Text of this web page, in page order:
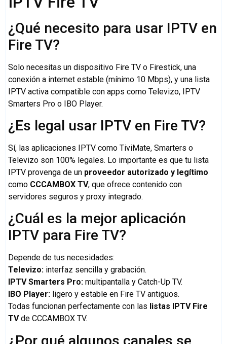
¿Qué necesito para usar IPTV en
Fire TV?
Solo necesitas un dispositivo Fire TV o Firestick, una
conexión a internet estable (mínimo 10 Mbps), y una lista
IPTV activa compatible con apps como Televizo, IPTV
Smarters Pro o IBO Player.
¿Es legal usar IPTV en Fire TV?
Sí, las aplicaciones IPTV como TiviMate, Smarters o
Televizo son 100% legales. Lo importante es que tu lista
IPTV provenga de un proveedor autorizado y legítimo
como CCCAMBOX TV, que ofrece contenido con
servidores seguros y proxy integrado.
¿Cuál es la mejor aplicación
IPTV para Fire TV?
Depende de tus necesidades:
Televizo: interfaz sencilla y grabación.
IPTV Smarters Pro: multipantalla y Catch-Up TV.
IBO Player: ligero y estable en Fire TV antiguos.
Todas funcionan perfectamente con las listas IPTV Fire
TVde CCCAMBOX TV.
¿Por qué algunos canales se